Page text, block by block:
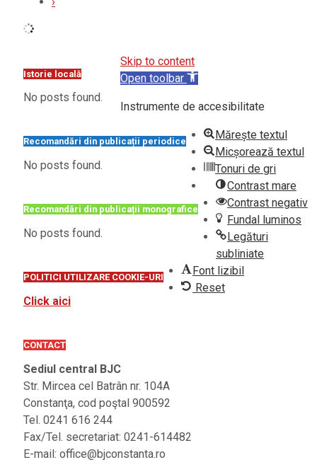
Istorie locală
No posts found.
Recomandări din publicații periodice
No posts found.
Recomandări din publicații monografice
No posts found.
POLITICI UTILIZARE COOKIE-URI
Click aici
CONTACT
Sediul central BJC
Str. Mircea cel Batrân nr. 104A
Constanţa, cod poştal 900592
Tel. 0241 616 244
Fax/Tel. secretariat: 0241-614482
E-mail: office@bjconstanta.ro
Skip to content
Open toolbar
Instrumente de accesibilitate
Mărește textul
Micșorează textul
Tonuri de gri
Contrast mare
Contrast negativ
Fundal luminos
Legături
subliniate
Font lizibil
Reset